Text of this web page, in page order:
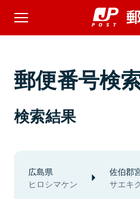
郵便番号検
検索結果
広島県
ヒロシマケン
佐伯郡
サエキ